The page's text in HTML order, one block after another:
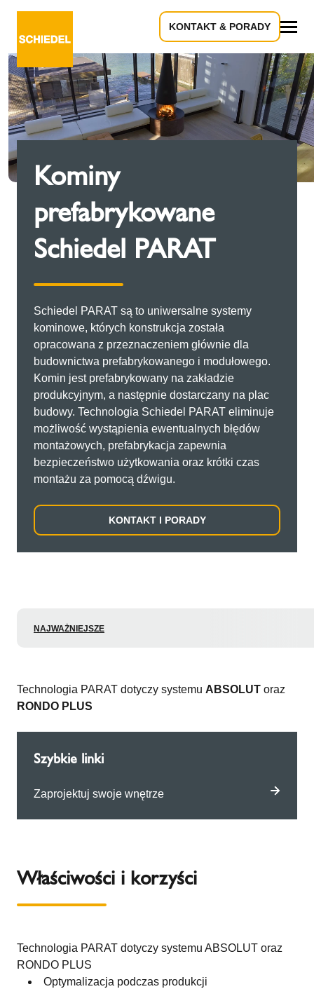
KONTAKT & PORADY
Kominy
prefabrykowane
Schiedel PARAT
Schiedel PARAT są to uniwersalne systemy
kominowe, których konstrukcja została
opracowana z przeznaczeniem głównie dla
budownictwa prefabrykowanego i modułowego.
Komin jest prefabrykowany na zakładzie
produkcyjnym, a następnie dostarczany na plac
budowy. Technologia Schiedel PARAT eliminuje
możliwość wystąpienia ewentualnych błędów
montażowych, prefabrykacja zapewnia
bezpieczeństwo użytkowania oraz krótki czas
montażu za pomocą dźwigu.
KONTAKT I PORADY
NAJWAŻNIEJSZE
Technologia PARAT dotyczy systemu ABSOLUT oraz
RONDO PLUS
Szybkie linki
Zaprojektuj swoje wnętrze
Właściwości i korzyści
Technologia PARAT dotyczy systemu ABSOLUT oraz
RONDO PLUS
Optymalizacja podczas produkcji